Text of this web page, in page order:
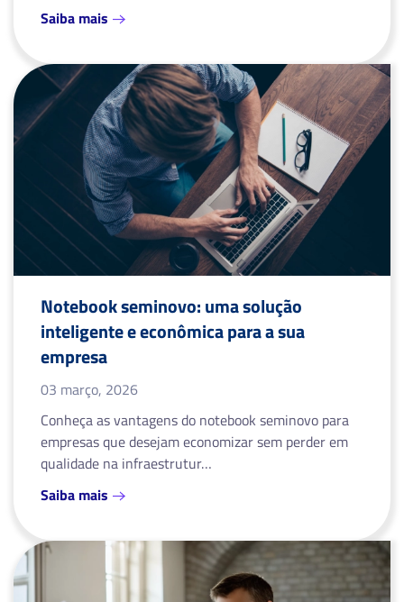
Saiba mais
Notebook seminovo: uma solução
inteligente e econômica para a sua
empresa
03 março, 2026
Conheça as vantagens do notebook seminovo para
empresas que desejam economizar sem perder em
qualidade na infraestrutur…
Saiba mais